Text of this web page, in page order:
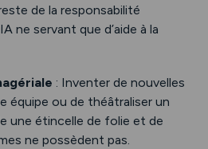
de la responsabilité
ne servant que d’aide à la
: Inventer de nouvelles
équipe ou de théâtraliser un
une étincelle de folie et de
ne possèdent pas.